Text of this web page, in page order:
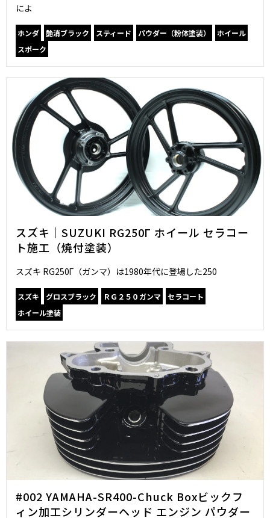
によ
ホンダ 艶消ブラック スティード パウダー（粉体塗装）
ホイール
スポーク
スズキ｜SUZUKI RG250Γ ホイール セラコー
ト施工（焼付塗装）
スズキ RG250Γ（ガンマ）は1980年代に登場した250
スズキ グロスブラック ＲＧ２５０ガンマ
セラコート
ホイール塗装
#002 YAMAHA-SR400-Chuck Boxビックフ
ィン加工シリンダーヘッド エンジン パウダー